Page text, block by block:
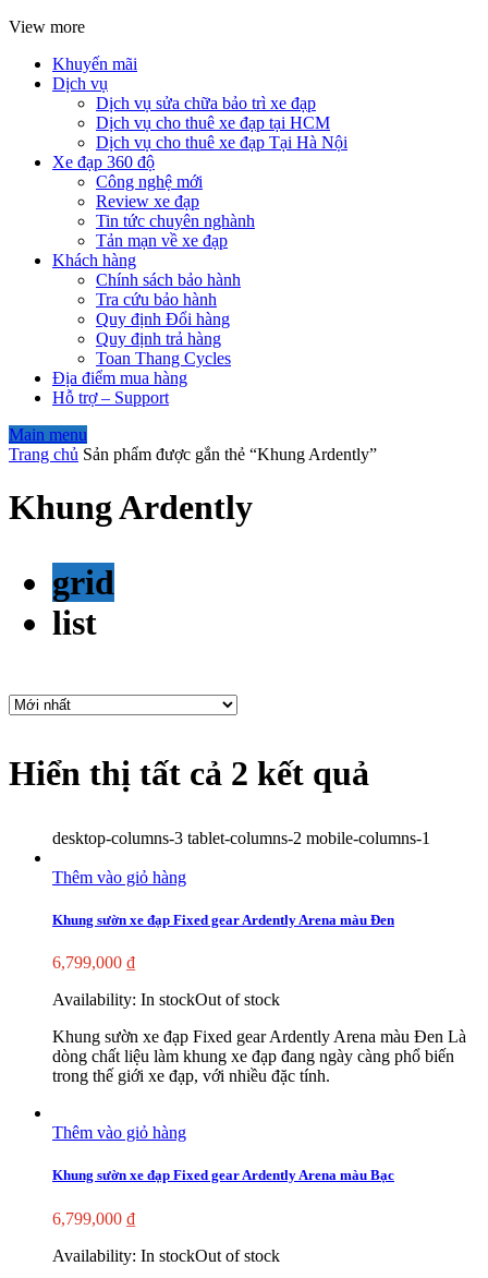
View more
Khuyến mãi
Dịch vụ
Dịch vụ sửa chữa bảo trì xe đạp
Dịch vụ cho thuê xe đạp tại HCM
Dịch vụ cho thuê xe đạp Tại Hà Nội
Xe đạp 360 độ
Công nghệ mới
Review xe đạp
Tin tức chuyên nghành
Tản mạn về xe đạp
Khách hàng
Chính sách bảo hành
Tra cứu bảo hành
Quy định Đổi hàng
Quy định trả hàng
Toan Thang Cycles
Địa điểm mua hàng
Hỗ trợ – Support
Main menu
Trang chủ Sản phẩm được gắn thẻ “Khung Ardently”
Khung Ardently
grid
list
Hiển thị tất cả 2 kết quả
desktop-columns-3 tablet-columns-2 mobile-columns-1
Thêm vào giỏ hàng
Khung sườn xe đạp Fixed gear Ardently Arena màu Đen
6,799,000 ₫
Availability: In stockOut of stock
Khung sườn xe đạp Fixed gear Ardently Arena màu Đen Là
dòng chất liệu làm khung xe đạp đang ngày càng phổ biến
trong thế giới xe đạp, với nhiều đặc tính.
Thêm vào giỏ hàng
Khung sườn xe đạp Fixed gear Ardently Arena màu Bạc
6,799,000 ₫
Availability: In stockOut of stock